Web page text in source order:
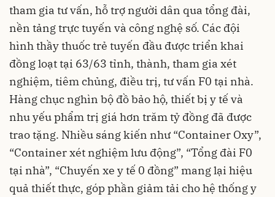
tham gia tư vấn, hỗ trợ người dân qua tổng đài,
nền tảng trực tuyến và công nghệ số. Các đội
hình thầy thuốc trẻ tuyến đầu được triển khai
đồng loạt tại 63/63 tỉnh, thành, tham gia xét
nghiệm, tiêm chủng, điều trị, tư vấn F0 tại nhà.
Hàng chục nghìn bộ đồ bảo hộ, thiết bị y tế và
nhu yếu phẩm trị giá hơn trăm tỷ đồng đã được
trao tặng. Nhiều sáng kiến như “Container Oxy”,
“Container xét nghiệm lưu động”, “Tổng đài F0
tại nhà”, “Chuyến xe y tế 0 đồng” mang lại hiệu
quả thiết thực, góp phần giảm tải cho hệ thống y